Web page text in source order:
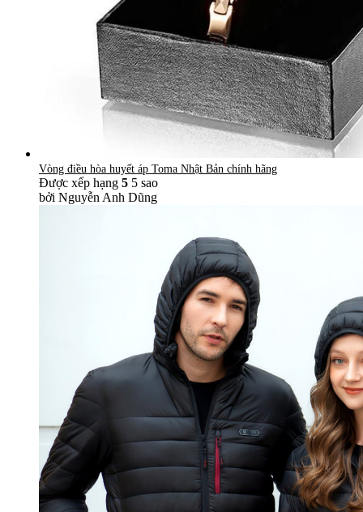
Vòng điều hòa huyết áp Toma Nhật Bản chính hãng
Được xếp hạng 5 5 sao
bởi Nguyễn Anh Dũng